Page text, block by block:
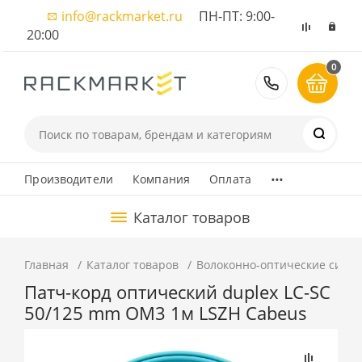
info@rackmarket.ru ПН-ПТ: 9:00-
20:00
8 (495)
0
Производители Компания Оплата ...
Каталог товаров
Главная Каталог товаров Волоконно-оптические
Патч-корд оптический duplex LC-SC
50/125 mm OM3 1м LSZH Cabeus